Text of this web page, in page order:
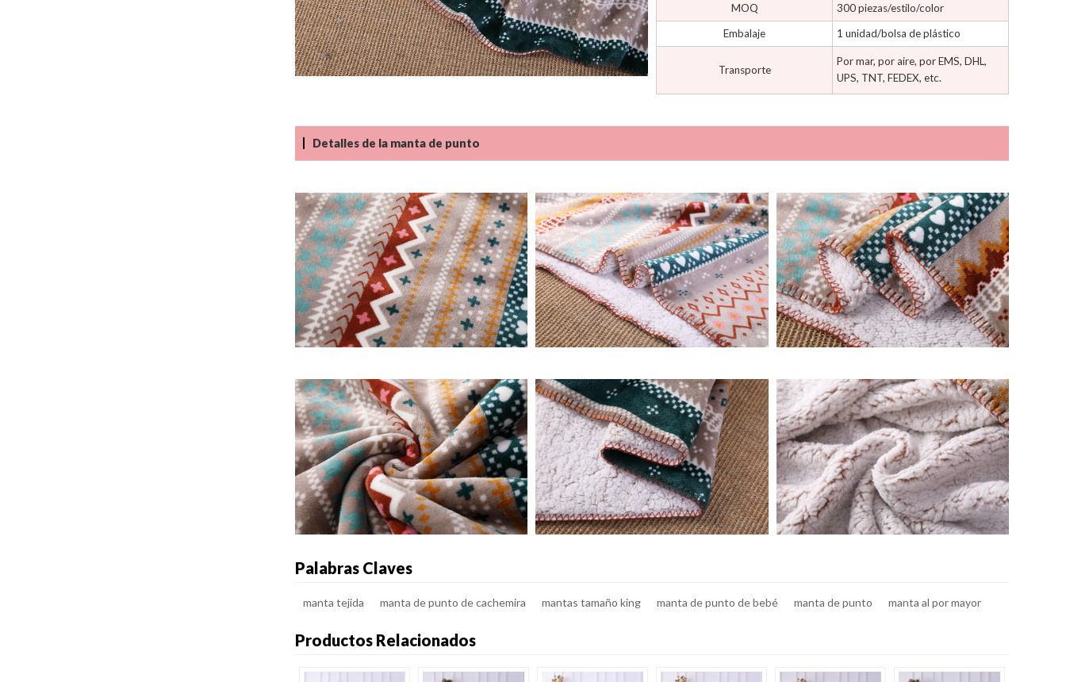
MOQ
300 piezas/estilo/color
Embalaje
1 unidad/bolsa de plástico
Transporte
Por mar, por aire, por EMS, DHL,
UPS, TNT, FEDEX, etc.
Detalles de la manta de punto
Palabras Claves
manta tejida manta de punto de cachemira mantas tamaño king manta de punto de bebé manta de punto manta al por mayor
Productos Relacionados